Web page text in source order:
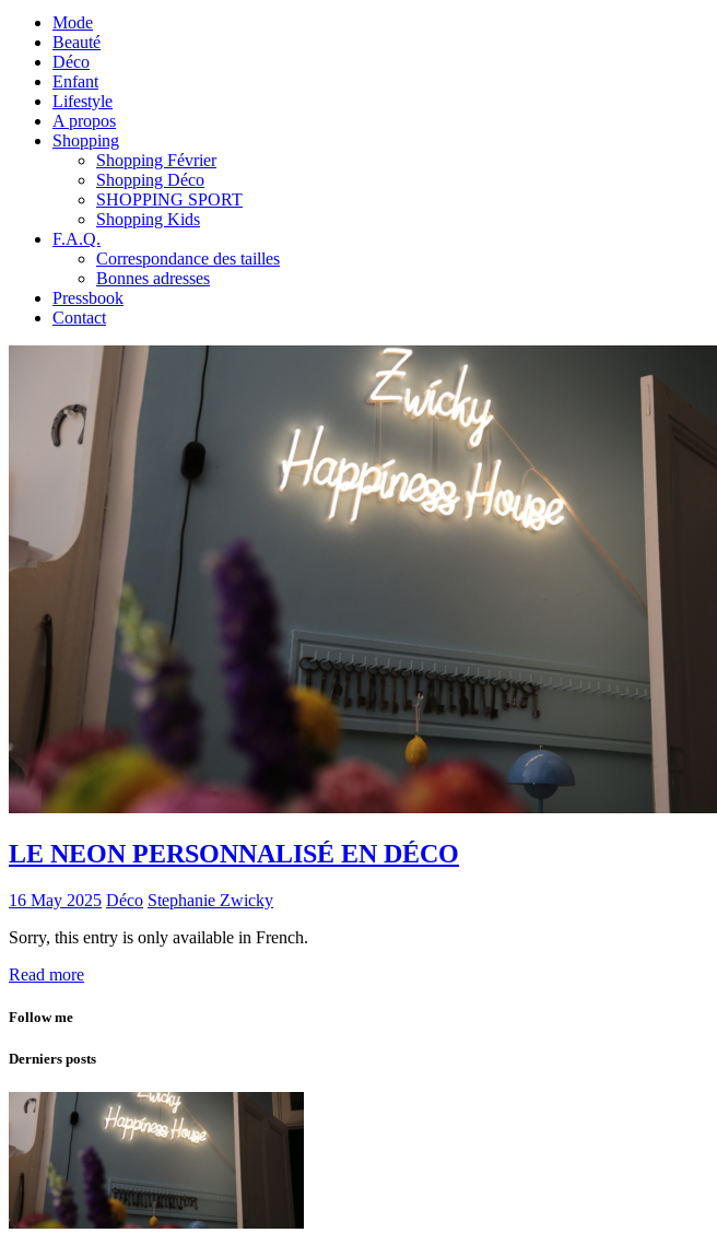
Mode
Beauté
Déco
Enfant
Lifestyle
A propos
Shopping
Shopping Février
Shopping Déco
SHOPPING SPORT
Shopping Kids
F.A.Q.
Correspondance des tailles
Bonnes adresses
Pressbook
Contact
LE NEON PERSONNALISÉ EN DÉCO
16 May 2025 Déco Stephanie Zwicky
Sorry, this entry is only available in French.
Read more
Follow me
Derniers posts